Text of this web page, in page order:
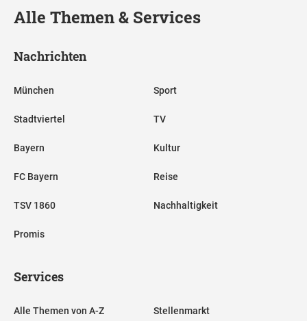
Alle Themen & Services
Nachrichten
München
Stadtviertel
Bayern
FC Bayern
TSV 1860
Promis
Sport
TV
Kultur
Reise
Nachhaltigkeit
Services
Alle Themen von A-Z Stellenmarkt